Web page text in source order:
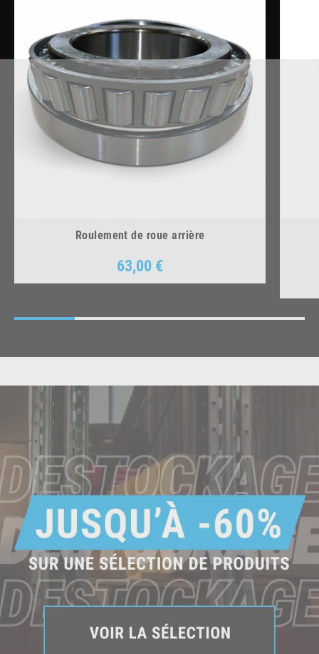
Roulement de roue arrière
Prix
63,00 €